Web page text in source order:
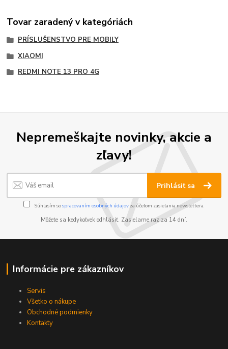
Tovar zaradený v kategóriách
PRÍSLUŠENSTVO PRE MOBILY
XIAOMI
REDMI NOTE 13 PRO 4G
Nepremeškajte novinky, akcie a
zľavy!
Prihlásiť sa
Súhlasím sospracovaním osobných údajov za účelom zasielania newslettera.
Môžete sa kedykoľvek odhlásiť. Zasielame raz za 14 dní.
Informácie pre zákazníkov
Servis
Všetko o nákupe
Obchodné podmienky
Kontakty